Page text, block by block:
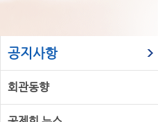
공지사항
회관동향